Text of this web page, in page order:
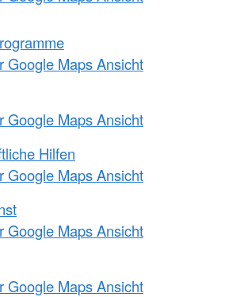
Google Maps Ansicht
Google Maps Ansicht
Hilfen
Google Maps Ansicht
Google Maps Ansicht
Google Maps Ansicht